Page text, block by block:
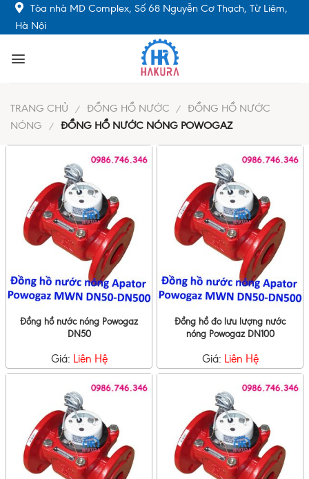
Skip
Tòa nhà MD Complex, Số 68 Nguyễn Cơ Thạch, Từ Liêm,
Hà Nội
TRANG CHỦ / ĐỒNG HỒ NƯỚC / ĐỒNG HỒ NƯỚC
NÓNG
/ ĐỒNG HỒ NƯỚC NÓNG POWOGAZ
Đồng hồ nước nóng Powogaz
DN50
Giá: Liên Hệ
Đồng hồ đo lưu lượng nước
nóng Powogaz DN100
Giá: Liên Hệ